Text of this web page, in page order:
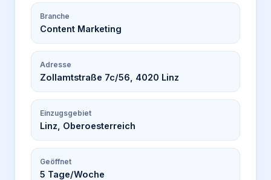
Branche
Content Marketing
Adresse
Zollamtstraße 7c/56, 4020 Linz
Einzugsgebiet
Linz, Oberoesterreich
Geöffnet
5 Tage/Woche